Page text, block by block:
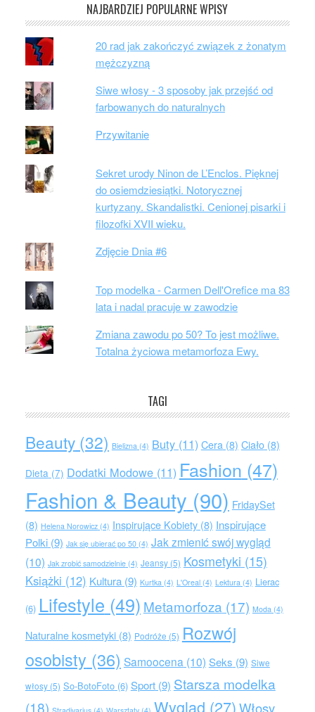
NAJBARDZIEJ POPULARNE WPISY
20 rad jak zakończyć związek z żonatym
mężczyzną
Siwe włosy - 3 sposoby jak przejść od
farbowanych do naturalnych
Przywitanie
Sekret urody Ninon de L’Enclos. Pięknej
do osiemdziesiątki. Notorycznej
kurtyzany. Skandalistki. Cenionej pisarki i
filozofki XVII wieku.
Zdjęcie Dnia #6
Top modelka - Carmen Dell'Orefice ma 83
lata i nadal pracuje w zawodzie
Zmiana zawodu po 50? To jest możliwe.
Totalna życiowa metamorfoza Ewy.
TAGI
Beauty(32) Bielizna(4) Buty(11) Cera(8) Ciało(8)
Dieta(7) Dodatki Modowe(11) Fashion (47)
Fashion & Beauty (90) FridaySet
(8) Helena Norowicz(4) Inspirujące Kobiety(8) Inspirujące
Polki(9) Jak się ubierać po 50(4) Jak zmienić swój wygląd
(10) Jak zrobić samodzielnie(4) Jeansy(5) Kosmetyki (15)
Książki (12) Kultura(9) Kurtka(4) L'Oreal(4) Lektura(4) Lierac
(6) Lifestyle (49) Metamorfoza (17) Moda(4)
Naturalne kosmetyki(8) Podróże (5) Rozwój
osobisty (36) Samoocena(10) Seks (9) Siwe
włosy(5) So-BotoFoto(6) Sport(9) Starsza modelka
(18)
Wygląd (27)Włosy